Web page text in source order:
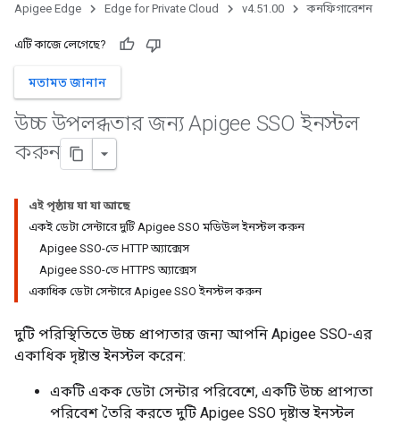
Apigee Edge Edge for Private Cloud v4.51.00 কনফিগারেশন
এটি কাজে লেগেছে?
মতামত জানান
উচ্চ উপলব্ধতার জন্য Apigee SSO ইনস্টল
করুন
এই পৃষ্ঠায় যা যা আছে
একই ডেটা সেন্টারে দুটি Apigee SSO মডিউল ইনস্টল করুন
Apigee SSO-তে HTTP অ্যাক্সেস
Apigee SSO-তে HTTPS অ্যাক্সেস
একাধিক ডেটা সেন্টারে Apigee SSO ইনস্টল করুন
দুটি পরিস্থিতিতে উচ্চ প্রাপ্যতার জন্য আপনি Apigee SSO-এর
একাধিক দৃষ্টান্ত ইনস্টল করেন:
একটি একক ডেটা সেন্টার পরিবেশে, একটি উচ্চ প্রাপ্যতা
পরিবেশ তৈরি করতে দুটি Apigee SSO দৃষ্টান্ত ইনস্টল